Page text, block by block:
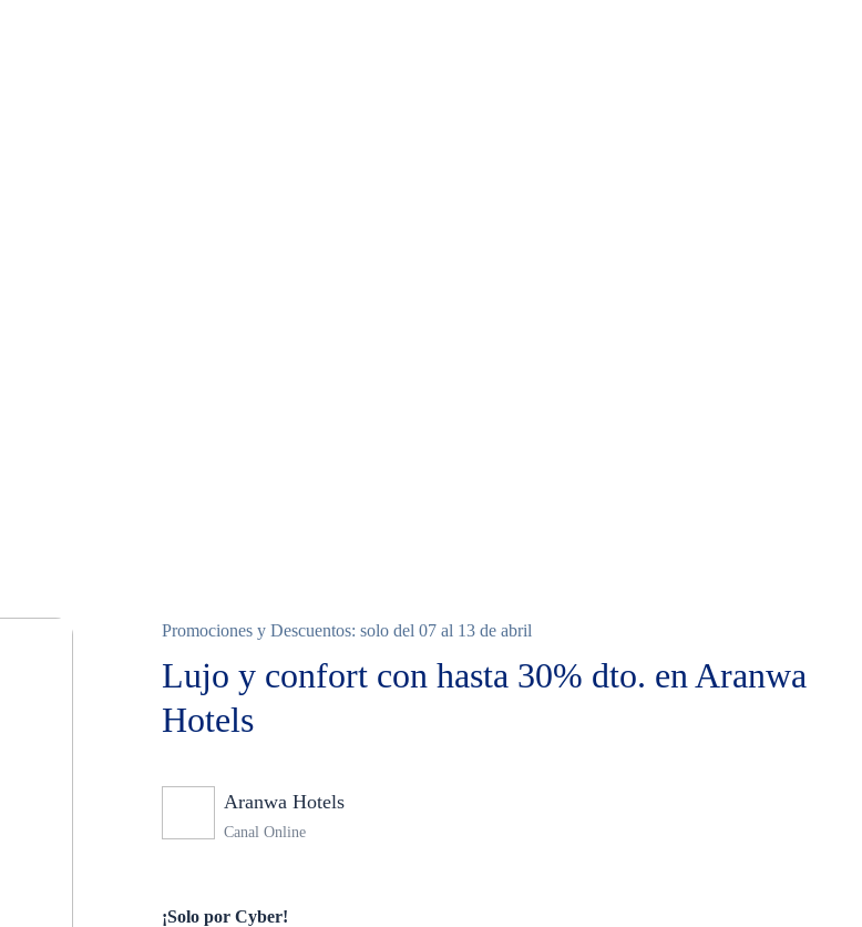
Promociones y Descuentos: solo del 07 al 13 de abril
Lujo y confort con hasta 30% dto. en Aranwa
Hotels
Aranwa Hotels
Canal Online
¡Solo por Cyber!